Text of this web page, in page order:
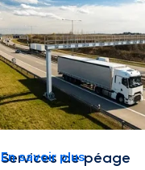
Services de péage
En savoir plus